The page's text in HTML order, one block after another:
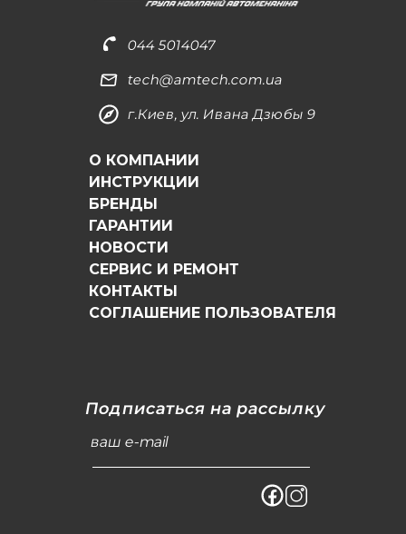
044 5014047
tech@amtech.com.ua
г.Киев, ул. Ивана Дзюбы 9
О КОМПАНИИ
ИНСТРУКЦИИ
БРЕНДЫ
ГАРАНТИИ
НОВОСТИ
СЕРВИС И РЕМОНТ
КОНТАКТЫ
СОГЛАШЕНИЕ ПОЛЬЗОВАТЕЛЯ
Подписаться на рассылку
ваш e-mail